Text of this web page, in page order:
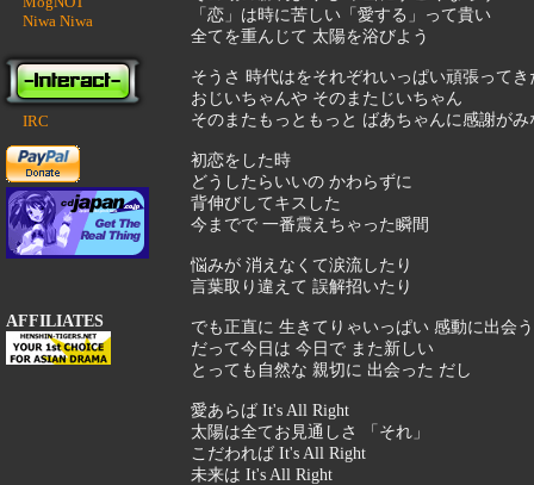
Niwa Niwa
IRC
AFFILIATES
「恋」は時に苦しい「愛する」って貴い
全てを重んじて 太陽を浴びよう
そうさ 時代はをそれぞれいっぱい頑張ってき
おじいちゃんや そのまたじいちゃん
そのまたもっともっと ばあちゃんに感謝がみ
初恋をした時
どうしたらいいの かわらずに
背伸びしてキスした
今までで 一番震えちゃった瞬間
悩みが 消えなくて涙流したり
言葉取り違えて 誤解招いたり
でも正直に 生きてりゃいっぱい 感動に出会
だって今日は 今日で また新しい
とっても自然な 親切に 出会った だし
愛あらば It's All Right
太陽は全てお見通しさ 「それ」
こだわれば It's All Right
未来は It's All Right